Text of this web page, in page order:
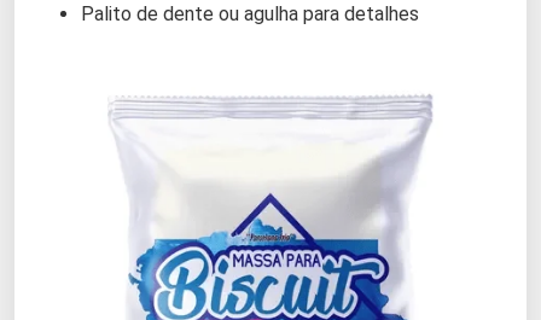
Palito de dente ou agulha para detalhes